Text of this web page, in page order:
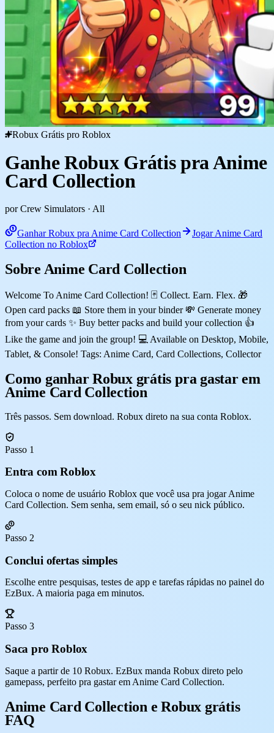
Robux Grátis pro Roblox
Ganhe Robux Grátis pra Anime
Card Collection
por Crew Simulators · All
Ganhar Robux pra Anime Card Collection
Jogar Anime Card
Collection no Roblox
Sobre Anime Card Collection
Welcome To Anime Card Collection! 🃏 Collect. Earn. Flex. 🎁
Open card packs 📖 Store them in your binder 💸 Generate money
from your cards ✨ Buy better packs and build your collection 👍
Like the game and join the group! 💻 Available on Desktop, Mobile,
Tablet, & Console! Tags: Anime Card, Card Collections, Collector
Como ganhar Robux grátis pra gastar em
Anime Card Collection
Três passos. Sem download. Robux direto na sua conta Roblox.
Passo 1
Entra com Roblox
Coloca o nome de usuário Roblox que você usa pra jogar Anime
Card Collection. Sem senha, sem email, só o seu nick público.
Passo 2
Conclui ofertas simples
Escolhe entre pesquisas, testes de app e tarefas rápidas no painel do
EzBux. A maioria paga em minutos.
Passo 3
Saca pro Roblox
Saque a partir de 10 Robux. EzBux manda Robux direto pelo
gamepass, perfeito pra gastar em Anime Card Collection.
Anime Card Collection e Robux grátis
FAQ